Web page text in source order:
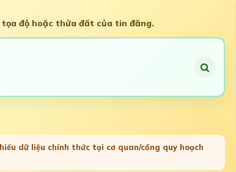
độ hoặc thửa đất của tin đăng.
dữ liệu chính thức tại cơ quan/cổng quy hoạch